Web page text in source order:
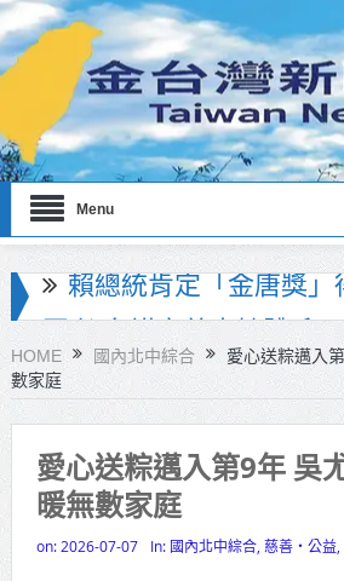
Menu
海巡署南部分署主官大
勉提升巡防戰力
北市鮮奶週報再升級！
擴大至國中生
雙北合作里程碑！萬大
侯友宜蔣萬安攜手視察
高齡健康產業博覽會8/
HOME 國內北中綜合
愛心送粽邁入
數家庭
愛心送粽邁入第9年 吳
暖無數家庭
on: 2026-07-07 In: 國內北中綜合, 慈善‧公益,